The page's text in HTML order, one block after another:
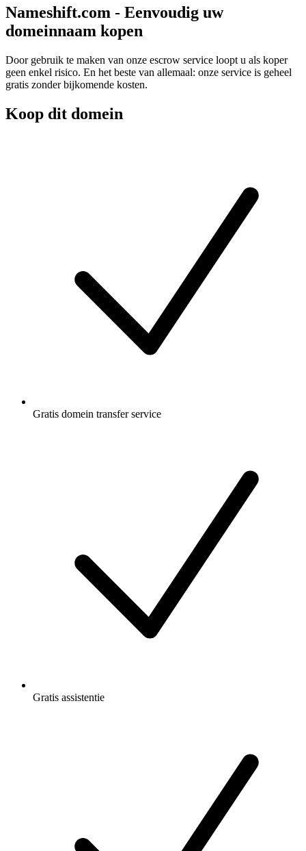
Nameshift.com - Eenvoudig uw
domeinnaam kopen
Door gebruik te maken van onze escrow service loopt u als koper
geen enkel risico. En het beste van allemaal: onze service is geheel
gratis zonder bijkomende kosten.
Koop dit domein
Gratis domein transfer service
Gratis assistentie